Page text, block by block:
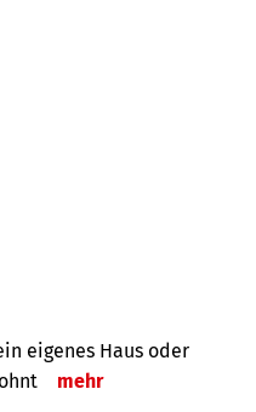
eigenes Haus oder
mehr